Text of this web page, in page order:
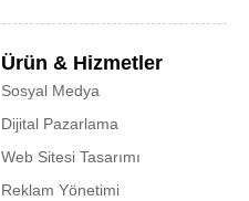
Ürün & Hizmetler
Sosyal Medya
Dijital Pazarlama
Web Sitesi Tasarımı
Reklam Yönetimi